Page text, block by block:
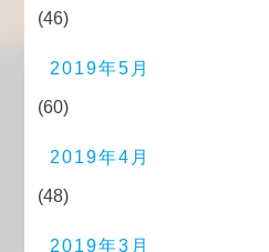
(46)
2019年5月
(60)
2019年4月
(48)
2019年3月